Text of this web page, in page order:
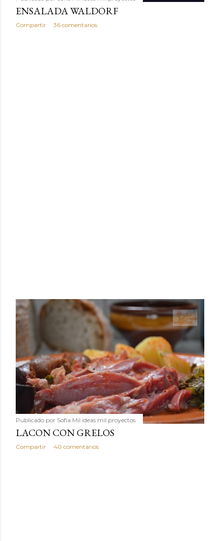
ENSALADA WALDORF
Compartir 36 comentarios
Publicado por Sofía Mil ideas mil proyectos
LACON CON GRELOS
Compartir 40 comentarios